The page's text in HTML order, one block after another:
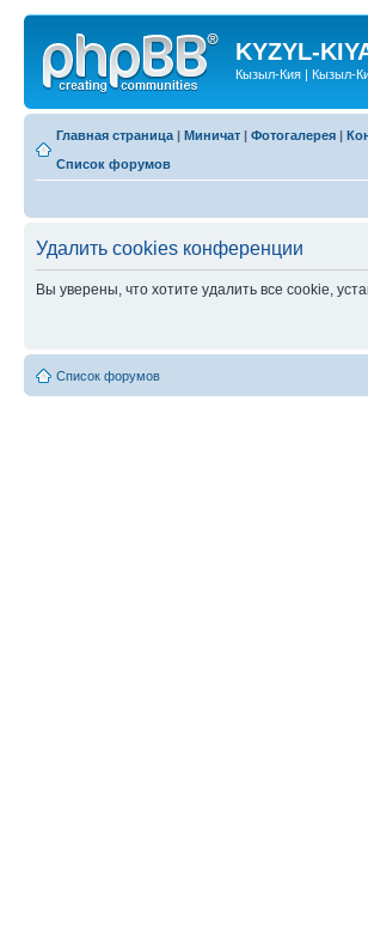
KYZYL-
Кызыл-Кия | Кызыл-
Главная страница | Миничат | Фотогалерея |
Список форумов
Удалить cookies конференции
Вы уверены, что хотите удалить все cookie,
Список форумов